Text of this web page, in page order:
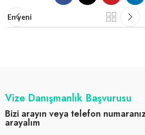
En yeni
Vize Danışmanlık Başvurusu
Bizi arayın veya telefon
arayalım